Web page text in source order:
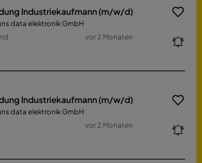
Industriekaufmann (m/w/d)
data elektronik GmbH
vor 2 Monaten
Industriekaufmann (m/w/d)
data elektronik GmbH
vor 2 Monaten